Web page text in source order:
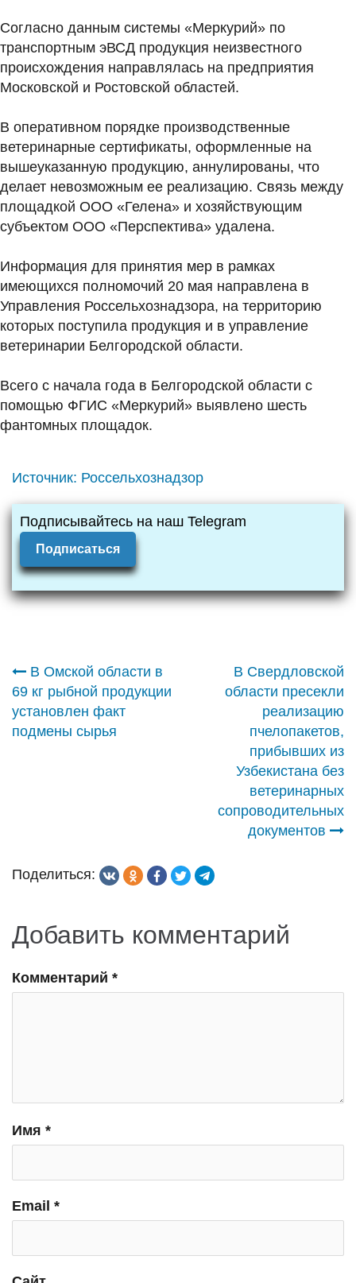
Согласно данным системы «Меркурий» по
транспортным эВСД продукция неизвестного
происхождения направлялась на предприятия
Московской и Ростовской областей.
В оперативном порядке производственные
ветеринарные сертификаты, оформленные на
вышеуказанную продукцию, аннулированы, что
делает невозможным ее реализацию. Связь между
площадкой ООО «Гелена» и хозяйствующим
субъектом ООО «Перспектива» удалена.
Информация для принятия мер в рамках
имеющихся полномочий 20 мая направлена в
Управления Россельхознадзора, на территорию
которых поступила продукция и в управление
ветеринарии Белгородской области.
Всего с начала года в Белгородской области с
помощью ФГИС «Меркурий» выявлено шесть
фантомных площадок.
Источник: Россельхознадзор
Подписывайтесь на наш Telegram
Подписаться
Навигация
по
В Омской области в
69 кг рыбной продукции
установлен факт
подмены сырья
В Свердловской
области пресекли
реализацию
пчелопакетов,
прибывших из
Узбекистана без
ветеринарных
сопроводительных
документов
Поделиться:
Добавить комментарий
Комментарий *
Имя *
Email *